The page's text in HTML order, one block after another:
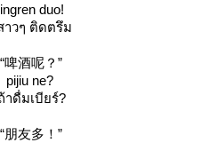
duo!
วๆ ติดตรึม
啤酒呢？”
pijiu ne?
าดื่มเบียร์?
朋友多！”